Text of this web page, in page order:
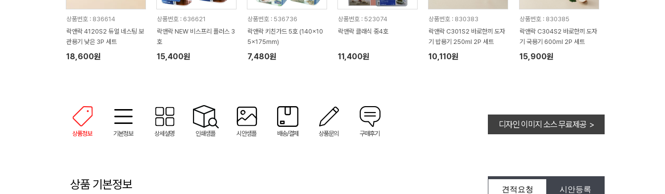
상품번호 : 836614
락앤락 4120S2 듀얼 네스팅 보
관용기 낮은 3P 세트
18,600원
상품번호 : 636621
락앤락 NEW 비스프리 플러스 3
호
15,400원
상품번호 : 536736
락앤락 키친가드 5호 (140x10
5x175mm)
7,480원
상품번호 : 523074
락앤락 클래식 중4호
11,400원
상품번호 : 830383
락앤락 C301S2 바로한끼 도자
기 밥용기 250ml 2P 세트
10,110원
상품번호 : 830385
락앤락 C304S2 바로한끼 도자
기 국용기 600ml 2P 세트
15,900원
상품정보 기본정보 상세설명 인쇄샘플 시안샘플 배송/결제 상품문의 구매후기
디자인 이미지 소스 무료제공 >
견적요청 시안등록
상품 기본정보